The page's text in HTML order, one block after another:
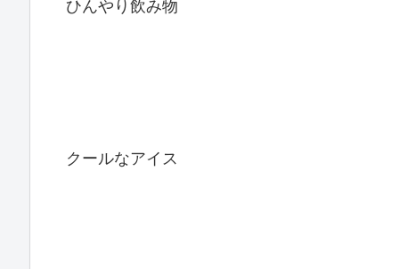
ひんやり飲み物
クールなアイス